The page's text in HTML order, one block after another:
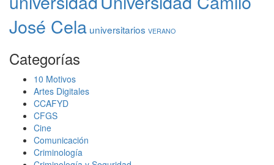
José Cela universitarios VERANO
Categorías
10 Motivos
Artes Digitales
CCAFYD
CFGS
Cine
Comunicación
Criminología